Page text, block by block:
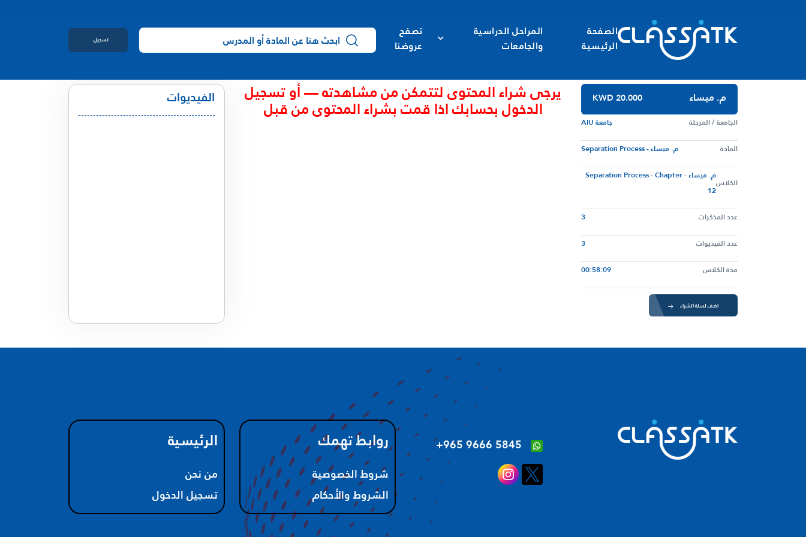
الصفحة
الرئيسية
المراحل الدراسية
والجامعات
تصفح
عروضنا
تسجيل
الدخول
م. ميساء KWD 20.000
الجامعة / المرحلة
جامعة AIU
المادة
م. ميساء - Separation Process
الكلاس
م. ميساء - Separation Process - Chapter
12
عدد المذكرات
3
عدد الفيديوات
3
مدة الكلاس
00:58:09
اضف لسلة الشراء
يرجى شراء المحتوى لتتمكن من مشاهدته — أو تسجيل
الدخول بحسابك اذا قمت بشراء المحتوى من قبل الفيديوات
‪+965 9666 5845‬ روابط تهمك
شروط الخصوصية
الشروط والأحكام
الرئيسية
من نحن
تسجيل الدخول